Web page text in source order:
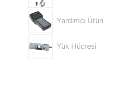
Yardımcı Ürün
Yük Hücresi